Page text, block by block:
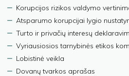
Korupcijos rizikos valdymo
Atsparumo korupcijai lygio
Turto ir privačių interesų
Vyriausiosios tarnybinės etikos
Lobistinė veikla
Dovanų tvarkos aprašas